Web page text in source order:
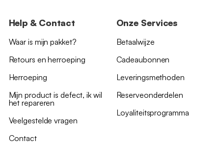
Help & Contact
Waar is mijn pakket?
Retours en herroeping
Herroeping
Mijn product is defect, ik wil
het repareren
Veelgestelde vragen
Contact
Onze Services
Betaalwijze
Cadeaubonnen
Leveringsmethoden
Reserveonderdelen
Loyaliteitsprogramma